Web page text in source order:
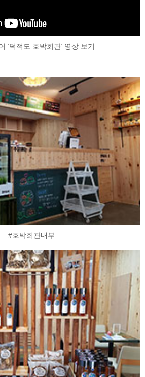
‘덕적도 호박회관’ 영상 보기
#호박회관내부